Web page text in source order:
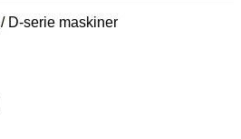
/D-serie maskiner